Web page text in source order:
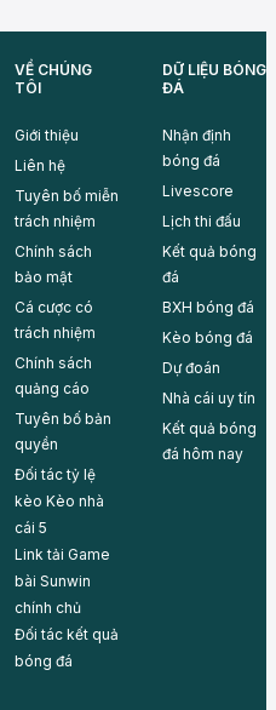
VỀ CHÚNG
TÔI
Giới thiệu
Liên hệ
Tuyên bố miễn
trách nhiệm
Chính sách
bảo mật
Cá cược có
trách nhiệm
Chính sách
quảng cáo
Tuyên bố bản
quyền
Đối tác tỷ lệ
kèo Kèo nhà
cái 5
Link tải Game
bài Sunwin
chính chủ
Đối tác kết quả
bóng đá
DỮ LIỆU BÓNG
ĐÁ
Nhận định
bóng đá
Livescore
Lịch thi đấu
Kết quả bóng
đá
BXH bóng đá
Kèo bóng đá
Dự đoán
Nhà cái uy tín
Kết quả bóng
đá hôm nay